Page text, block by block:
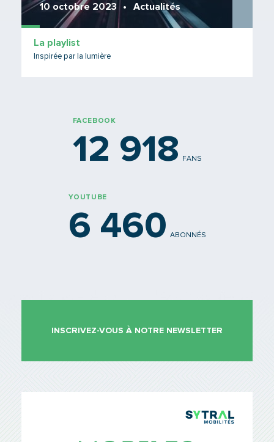
10 octobre 2023 Actualités
La playlist
Inspirée par la lumière
FACEBOOK
12 918 FANS
YOUTUBE
6 460 ABONNÉS
INSCRIVEZ-VOUS À NOTRE NEWSLETTER